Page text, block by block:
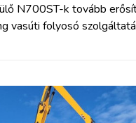
N700ST-k tovább
vasúti folyosó